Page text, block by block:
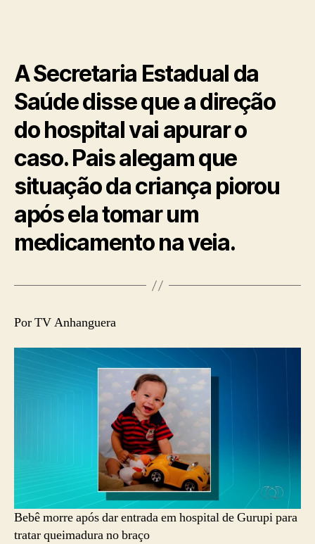
A Secretaria Estadual da
Saúde disse que a direção
do hospital vai apurar o
caso. Pais alegam que
situação da criança piorou
após ela tomar um
medicamento na veia.
Por TV Anhanguera
Bebê morre após dar entrada em hospital de Gurupi para
tratar queimadura no braço